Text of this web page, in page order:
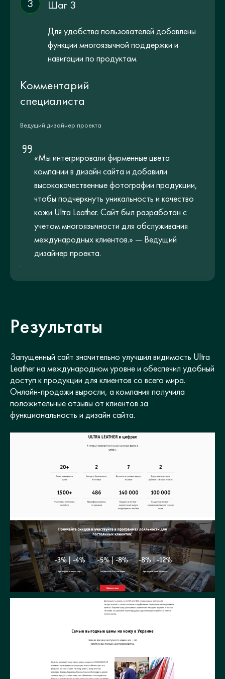
Комментарий
специалиста
Ведущий дизайнер проекта
«Мы интегрировали фирменные цвета
компании в дизайн сайта и добавили
высококачественные фотографии продукции,
чтобы подчеркнуть уникальность и качество
кожи Ultra Leather. Сайт был разработан с
учетом многоязычности для обслуживания
международных клиентов.» — Ведущий
дизайнер проекта.
3 Шаг 3
Для удобства пользователей добавлены
функции многоязычной поддержки и
навигации по продуктам.
Результаты
Запущенный сайт значительно улучшил видимость Ultra
Leather на международном уровне и обеспечил удобный
доступ к продукции для клиентов со всего мира.
Онлайн-продажи выросли, а компания получила
положительные отзывы от клиентов за
функциональность и дизайн сайта.